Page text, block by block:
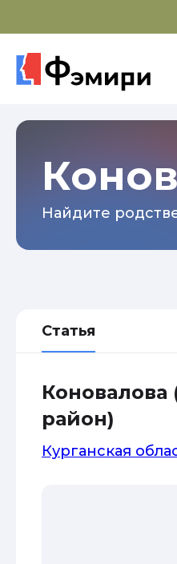
Найдите
Статья
Коновалова
район)
Курганская